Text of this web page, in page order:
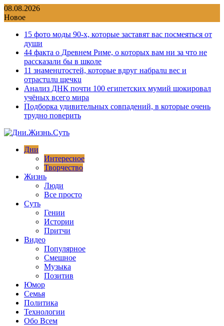
Перейти
к
08.08.2026
Новое
15 фото моды 90-х, которые заставят вас посмеяться от
души
44 факта о Древнем Риме, о которых вам ни за что не
рассказали бы в школе
11 знаменuтостей, которые вдруг набралu вес и
отрастuлu щечкu
Анализ ДНК почти 100 египетских мумий шокировал
учёных всего мира
Подборка удивительных совпадений, в которые очень
трудно поверить
Дни
Интересное
Творчество
Жизнь
Люди
Все просто
Суть
Гении
Истории
Притчи
Видео
Популярное
Смешное
Музыка
Позитив
Юмор
Семья
Политика
Технологии
Обо Всем